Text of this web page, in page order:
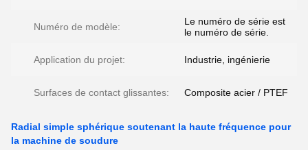
Numéro de modèle:
Le numéro de série est
le numéro de série.
Application du projet: Industrie, ingénierie
Surfaces de contact glissantes: Composite acier / PTEF
Radial simple sphérique soutenant la haute fréquence pour
la machine de soudure